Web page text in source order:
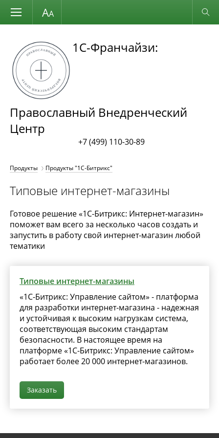
Размер шрифта Обычная версия
1С-Франчайзи:
Православный Внедренческий
Центр
+7 (499) 110-30-89
Продукты Продукты "1С-Битрикс"
Типовые интернет-магазины
Готовое решение «1С-Битрикс: Интернет-магазин»
поможет вам всего за несколько часов создать и
запустить в работу свой интернет-магазин любой
тематики
Типовые интернет-магазины
«1С-Битрикс: Управление сайтом» - платформа
для разработки интернет-магазина - надежная
и устойчивая к высоким нагрузкам система,
соответствующая высоким стандартам
безопасности. В настоящее время на
платформе «1С-Битрикс: Управление сайтом»
работает более 20 000 интернет-магазинов.
Заказать